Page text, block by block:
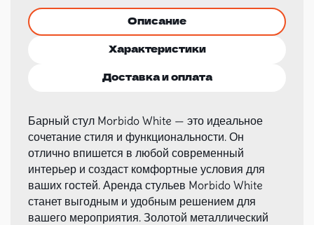
Описание
Характеристики
Доставка и оплата
Барный стул Morbido White — это идеальное
сочетание стиля и функциональности. Он
отлично впишется в любой современный
интерьер и создаст комфортные условия для
ваших гостей. Аренда стульев Morbido White
станет выгодным и удобным решением для
вашего мероприятия. Золотой металлический